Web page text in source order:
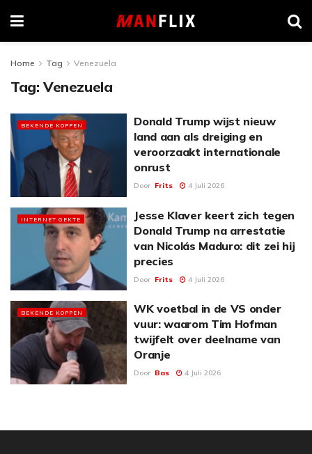
Home Tag Venezuela
Tag: Venezuela
BEKENDE KOPPEN
Donald Trump wijst nieuw
land aan als dreiging en
veroorzaakt internationale
onrust
Door Frits 4 Juli 2026
INTERNET GEKTE
Jesse Klaver keert zich tegen
Donald Trump na arrestatie
van Nicolás Maduro: dit zei hij
precies
Door Frits 4 Juli 2026
BEKENDE KOPPEN
WK voetbal in de VS onder
vuur: waarom Tim Hofman
twijfelt over deelname van
Oranje
Door Bas 4 Juli 2026